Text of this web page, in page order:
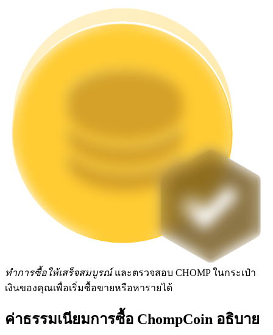
การลงทุนพิเศษสำหรับผู้ถือ BTR
ทำการซื้อให้เสร็จสมบูรณ์และตรวจสอบ CHOMP ในกระเป๋า
เงินของคุณเพื่อเริ่มซื้อขายหรือหารายได้
ค่าธรรมเนียมการซื้อ ChompCoin อธิบาย